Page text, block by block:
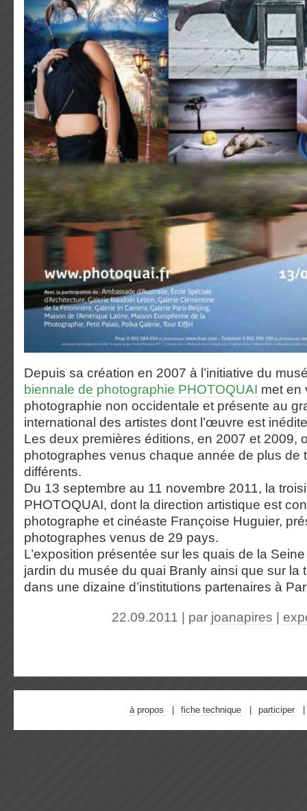
Depuis sa création en 2007 à l’initiative du
biennale de photographie PHOTOQUAI met en
photographie non occidentale et présente au
international des artistes dont l’œuvre est
Les deux premières éditions, en 2007 et 2009,
photographes venus chaque année de plus de
différents.
Du 13 septembre au 11 novembre 2011, la
PHOTOQUAI, dont la direction artistique est
photographe et cinéaste Françoise Huguier,
photographes venus de 29 pays.
L’exposition présentée sur les quais de la
jardin du musée du quai Branly ainsi que sur la
dans une dizaine d’institutions partenaires à
22.09.2011 | par joanapires
à propos fiche technique participer